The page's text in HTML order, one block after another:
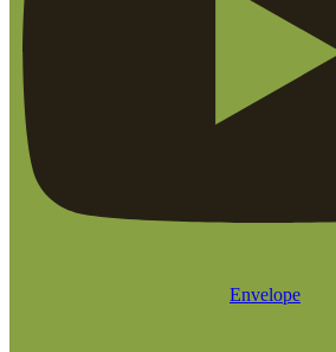
Envelope